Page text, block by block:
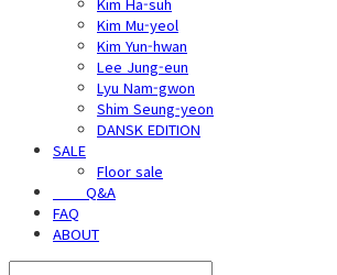
Kim Ha-suh
Kim Mu-yeol
Kim Yun-hwan
Lee Jung-eun
Lyu Nam-gwon
Shim Seung-yeon
DANSK EDITION
SALE
Floor sale
⠀⠀⠀Q&A
FAQ
ABOUT